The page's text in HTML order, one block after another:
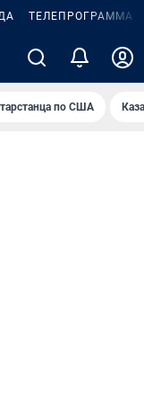
ТЕЛЕПРОГРАММА
по США